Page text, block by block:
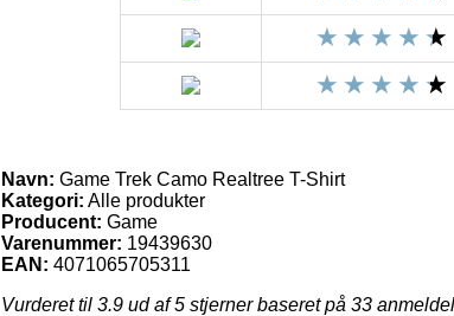
Navn: Game Trek Camo Realtree T-Shirt
Kategori: Alle produkter
Producent: Game
Varenummer: 19439630
EAN: 4071065705311
Vurderet til 3.9 ud af 5 stjerner baseret på 33